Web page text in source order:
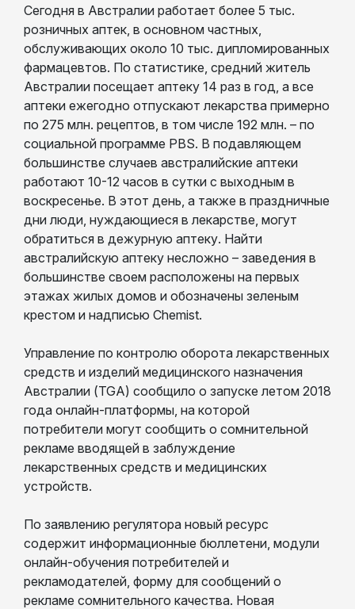
Сегодня в Австралии работает более 5 тыс.
розничных аптек, в основном частных,
обслуживающих около 10 тыс. дипломированных
фармацевтов. По статистике, средний житель
Австралии посещает аптеку 14 раз в год, а все
аптеки ежегодно отпускают лекарства примерно
по 275 млн. рецептов, в том числе 192 млн. – по
социальной программе PBS. В подавляющем
большинстве случаев австралийские аптеки
работают 10-12 часов в сутки с выходным в
воскресенье. В этот день, а также в праздничные
дни люди, нуждающиеся в лекарстве, могут
обратиться в дежурную аптеку. Найти
австралийскую аптеку несложно – заведения в
большинстве своем расположены на первых
этажах жилых домов и обозначены зеленым
крестом и надписью Chemist.
Управление по контролю оборота лекарственных
средств и изделий медицинского назначения
Австралии (TGA) сообщило о запуске летом 2018
года онлайн-платформы, на которой
потребители могут сообщить о сомнительной
рекламе вводящей в заблуждение
лекарственных средств и медицинских
устройств.
По заявлению регулятора новый ресурс
содержит информационные бюллетени, модули
онлайн-обучения потребителей и
рекламодателей, форму для сообщений о
рекламе сомнительного качества. Новая